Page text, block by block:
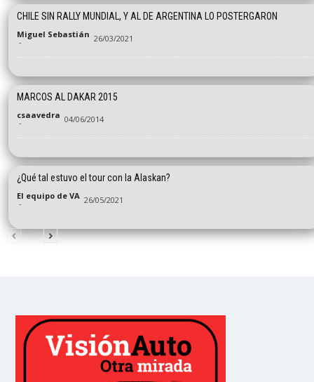
CHILE SIN RALLY MUNDIAL, Y AL DE ARGENTINA LO POSTERGARON
Miguel Sebastián
- 26/03/2021
MARCOS AL DAKAR 2015
csaavedra
- 04/06/2014
¿Qué tal estuvo el tour con la Alaskan?
El equipo de VA
- 26/05/2021